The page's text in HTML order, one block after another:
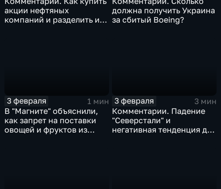
акции нефтяных
компаний и разделить их
должна получить Украина
за сбитый Boeing?
3 февраля
1 мин
В "Магните" объяснили,
как запрет на поставки
овощей и фруктов из
3 февраля
3 мин
Комментарии. Падение
"Северстали" и
негативная тенденция для